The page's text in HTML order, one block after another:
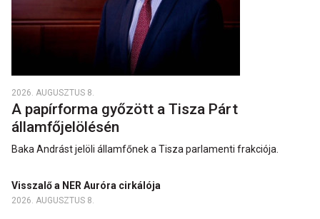
2026. AUGUSZTUS 8.
A papírforma győzött a Tisza Párt
államfőjelölésén
Baka Andrást jelöli államfőnek a Tisza parlamenti frakciója.
Visszalő a NER Auróra cirkálója
2026. AUGUSZTUS 8.